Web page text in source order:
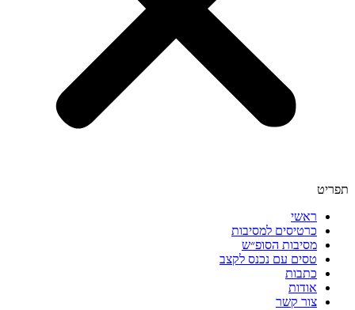
תפריט
ראשי
כרטיסים למסיבות
מסיבות הסופ״ש
טסים עם נכנס לקצב
כתבות
אודות
צור קשר